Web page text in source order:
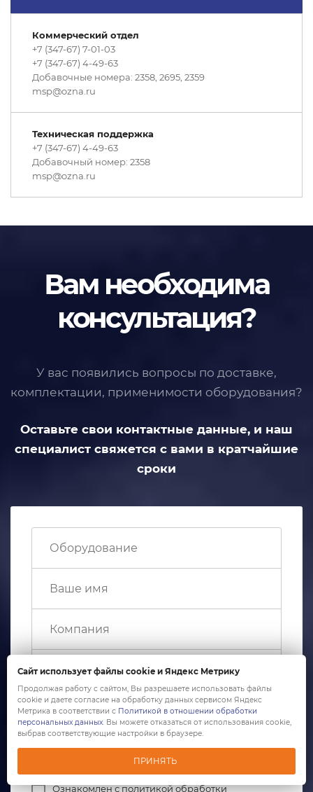
Коммерческий отдел
+7 (347-67) 7-01-03
+7 (347-67) 4-49-63
Добавочные номера: 2358, 2695, 2359
msp@ozna.ru
Техническая поддержка
+7 (347-67) 4-49-63
Добавочный номер: 2358
msp@ozna.ru
Вам необходима
консультация?
У вас появились вопросы по доставке,
комплектации, применимости оборудования?
Оставьте свои контактные данные, и наш
специалист свяжется с вами в кратчайшие
сроки
Ознакомлен сполитикой обработки
Сайт использует файлы cookie и Яндекс Метрику
Продолжая работу с сайтом, Вы разрешаете использовать файлы
cookie и даете согласие на обработку данных сервисом Яндекс
Метрика в соответствии с Политикой в отношении обработки
персональных данных. Вы можете отказаться от использования cookie,
выбрав соответствующие настройки в браузере.
ПРИНЯТЬ